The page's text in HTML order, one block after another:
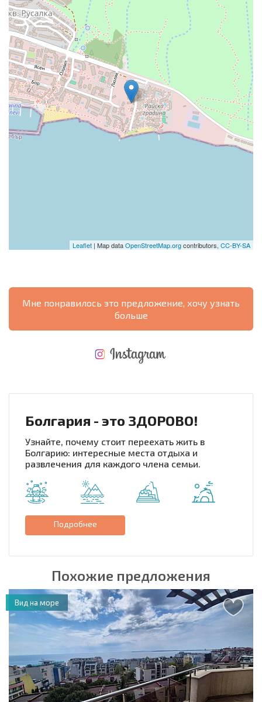
Leaflet | Map dataOpenStreetMap.orgcontributors, CC-BY-SA
Мне понравилось это предложение, хочу узнать
больше
Болгария - это ЗДОРОВО!
Узнайте, почему стоит переехать жить в
Болгарию: интересные места отдыха и
развлечения для каждого члена семьи.
Подробнее
Похожие предложения
Вид на море